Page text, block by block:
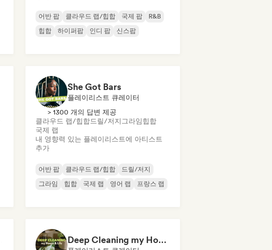
어반 팝 클라우드 랩/힙합 국제 팝
R&B
힙합
하이퍼팝 인디 팝 신스팝
She Got Bars
플레이리스트 큐레이터
> 1300 개의 답변 제공
클라우드 랩/힙합드릴/저지 그라임힙합
국제 랩
내 영향력 있는 플레이리스트에 아티스트
추가
어반 팝 클라우드 랩/힙합
드릴/저지
그라임
힙합 국제 랩 영어 랩 프랑스 랩
Deep Cleaning my House and Life 🫧 Bedroom Pop & Indie Pop